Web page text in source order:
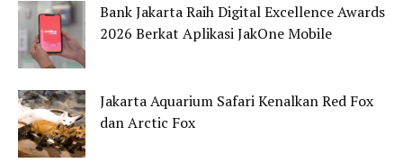
Bank Jakarta Raih Digital Excellence Awards
2026 Berkat Aplikasi JakOne Mobile
Jakarta Aquarium Safari Kenalkan Red Fox
dan Arctic Fox